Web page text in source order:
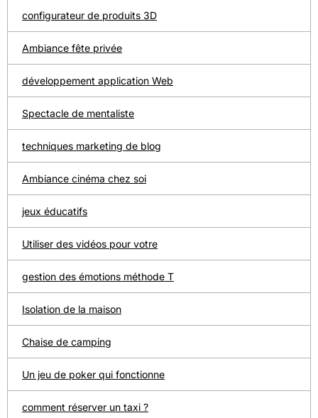
configurateur de produits 3D
Ambiance fête privée
développement application Web
Spectacle de mentaliste
techniques marketing de blog
Ambiance cinéma chez soi
jeux éducatifs
Utiliser des vidéos pour votre
gestion des émotions méthode T
Isolation de la maison
Chaise de camping
Un jeu de poker qui fonctionne
comment réserver un taxi ?